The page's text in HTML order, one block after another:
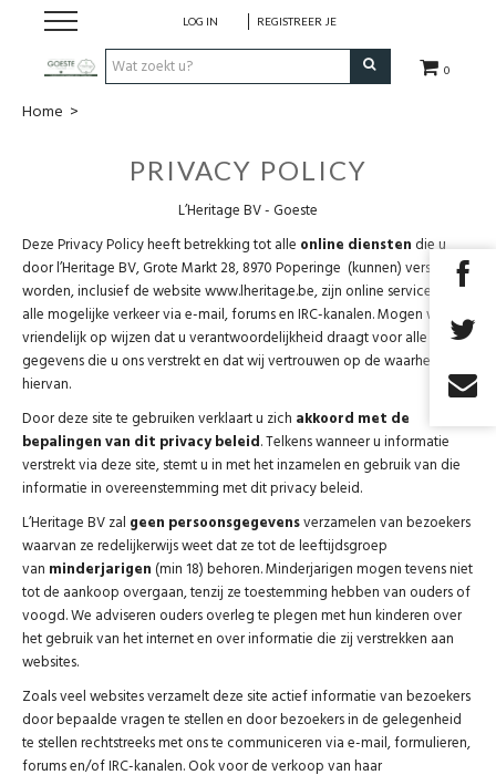
0
LOG IN REGISTREER JE
HOME
Huisgemaakt ijs
Streekwinkel
B2B
Cadeaubon
Home >
PRIVACY POLICY
L’Heritage BV - Goeste
Deze Privacy Policy heeft betrekking tot alle online diensten die u
door l’Heritage BV, Grote Markt 28, 8970 Poperinge (kunnen) verstrekt
worden, inclusief de website www.lheritage.be, zijn online services, en
alle mogelijke verkeer via e-mail, forums en IRC-kanalen. Mogen we u er
vriendelijk op wijzen dat u verantwoordelijkheid draagt voor alle
gegevens die u ons verstrekt en dat wij vertrouwen op de waarheid
hiervan.
Door deze site te gebruiken verklaart u zich akkoord met de
bepalingen van dit privacy beleid. Telkens wanneer u informatie
verstrekt via deze site, stemt u in met het inzamelen en gebruik van die
informatie in overeenstemming met dit privacy beleid.
L’Heritage BV zal geen persoonsgegevensverzamelen van bezoekers
waarvan ze redelijkerwijs weet dat ze tot de leeftijdsgroep
van minderjarigen(min 18) behoren. Minderjarigen mogen tevens niet
tot de aankoop overgaan, tenzij ze toestemming hebben van ouders of
voogd. We adviseren ouders overleg te plegen met hun kinderen over
het gebruik van het internet en over informatie die zij verstrekken aan
websites.
Zoals veel websites verzamelt deze site actief informatie van bezoekers
door bepaalde vragen te stellen en door bezoekers in de gelegenheid
te stellen rechtstreeks met ons te communiceren via e-mail, formulieren,
forums en/of IRC-kanalen. Ook voor de verkoop van haar